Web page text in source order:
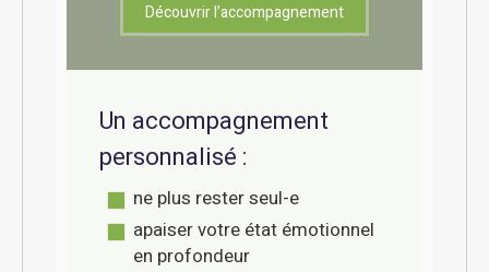
Découvrir l’accompagnement
Un accompagnement
personnalisé :
ne plus rester seul-e
apaiser votre état émotionnel
en profondeur